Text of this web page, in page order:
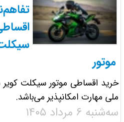
موتور
خرید اقساطی موتور سیکلت کویر
ملی مهارت امکانپذیر می‌باشد.
سه‌شنبه ۶ مرداد ۱۴۰۵